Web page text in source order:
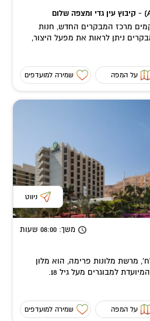
מרכז המבקרים החדש, חנות
ניתן לראות את מפעל היצור,
על המפה שמירה למועדפים
ניווט
משך: 08:00 שעות
מרשת מלונות פרימה, הוא מלון
מציע חופשת ספא אמיתית המיועדת למבוגרים מעל גיל 18.
על המפה שמירה למועדפים